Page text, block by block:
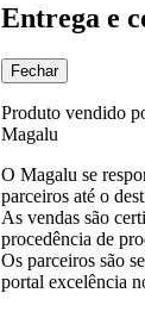
Entrega e
Fechar
Produto vendido
Magalu
O Magalu se
parceiros até o
As vendas são
procedência de
Os parceiros são
portal excelência